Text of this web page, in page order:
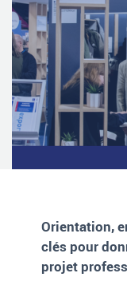
Orientation,
clés pour
projet